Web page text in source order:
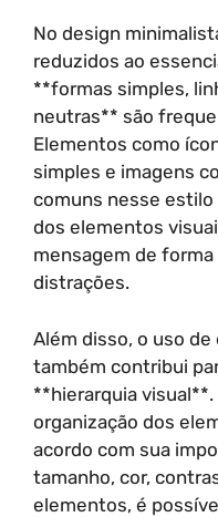
No design
reduzidos ao
**formas simples,
neutras** são
Elementos como
simples e imagens
comuns nesse estilo
dos elementos
mensagem de
distrações.
Além disso, o uso
também contribui
**hierarquia visual**.
organização dos
acordo com sua
tamanho, cor,
elementos, é